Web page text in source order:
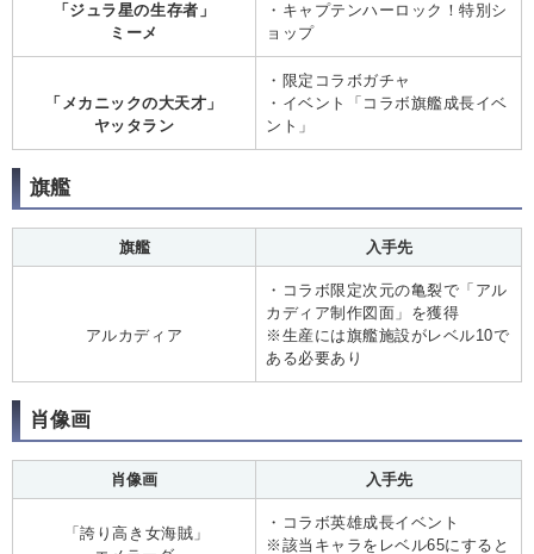
「ジュラ星の生存者」
ミーメ
・キャプテンハーロック！特別シ
ョップ
「メカニックの大天才」
ヤッタラン
・限定コラボガチャ
・イベント「コラボ旗艦成長イベ
ント」
旗艦
旗艦 入手先
アルカディア
・コラボ限定次元の亀裂で「アル
カディア制作図面」を獲得
※生産には旗艦施設がレベル10で
ある必要あり
肖像画
肖像画 入手先
「誇り高き女海賊」
・コラボ英雄成長イベント
※該当キャラをレベル65にすると